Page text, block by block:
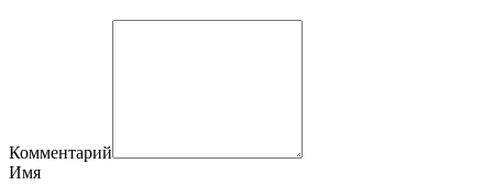
Комментарий
Имя